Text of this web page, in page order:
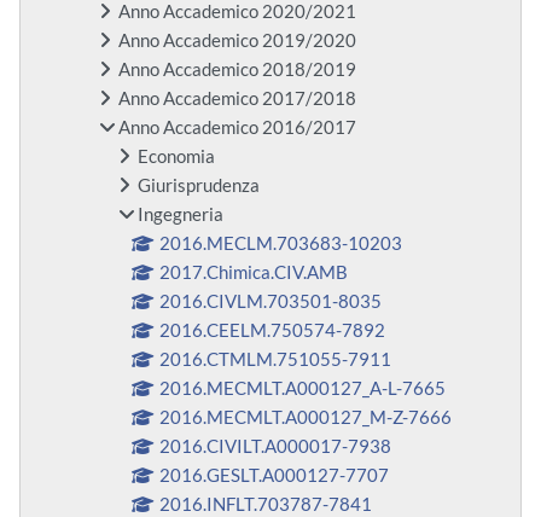
Anno Accademico 2020/2021
Anno Accademico 2019/2020
Anno Accademico 2018/2019
Anno Accademico 2017/2018
Anno Accademico 2016/2017
Economia
Giurisprudenza
Ingegneria
2016.MECLM.703683-10203
2017.Chimica.CIV.AMB
2016.CIVLM.703501-8035
2016.CEELM.750574-7892
2016.CTMLM.751055-7911
2016.MECMLT.A000127_A-L-7665
2016.MECMLT.A000127_M-Z-7666
2016.CIVILT.A000017-7938
2016.GESLT.A000127-7707
2016.INFLT.703787-7841